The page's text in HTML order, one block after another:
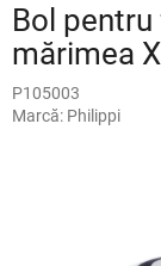
Bol
mărimea
P105003
Marcă: Philippi